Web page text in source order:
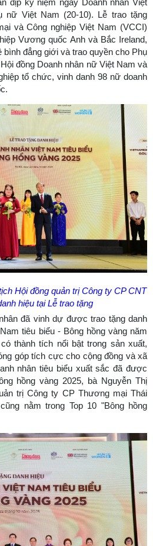
dịp kỷ niệm ngày Doanh nhân Việt
nữ Việt Nam (20-10). Lễ trao tặng
và Công nghiệp Việt Nam (VCCI)
Vương quốc Anh và Bắc Ireland,
đẳng giới và trao quyền cho Phụ
đồng Doanh nhân nữ Việt Nam và
tổ chức, vinh danh 98 nữ doanh
Hội đồng quản trị Công ty CP CNT
hiệu tại Lễ trao tặng
đã vinh dự được trao tặng danh
tiêu biểu - Bông hồng vàng năm
thành tích nổi bật trong sản xuất,
góp tích cực cho cộng đồng và xã
nhân tiêu biểu xuất sắc đã được
hồng vàng 2025, bà Nguyễn Thị
trị Công ty CP Thương mại Thái
nằm trong Top 10 "Bông hồng